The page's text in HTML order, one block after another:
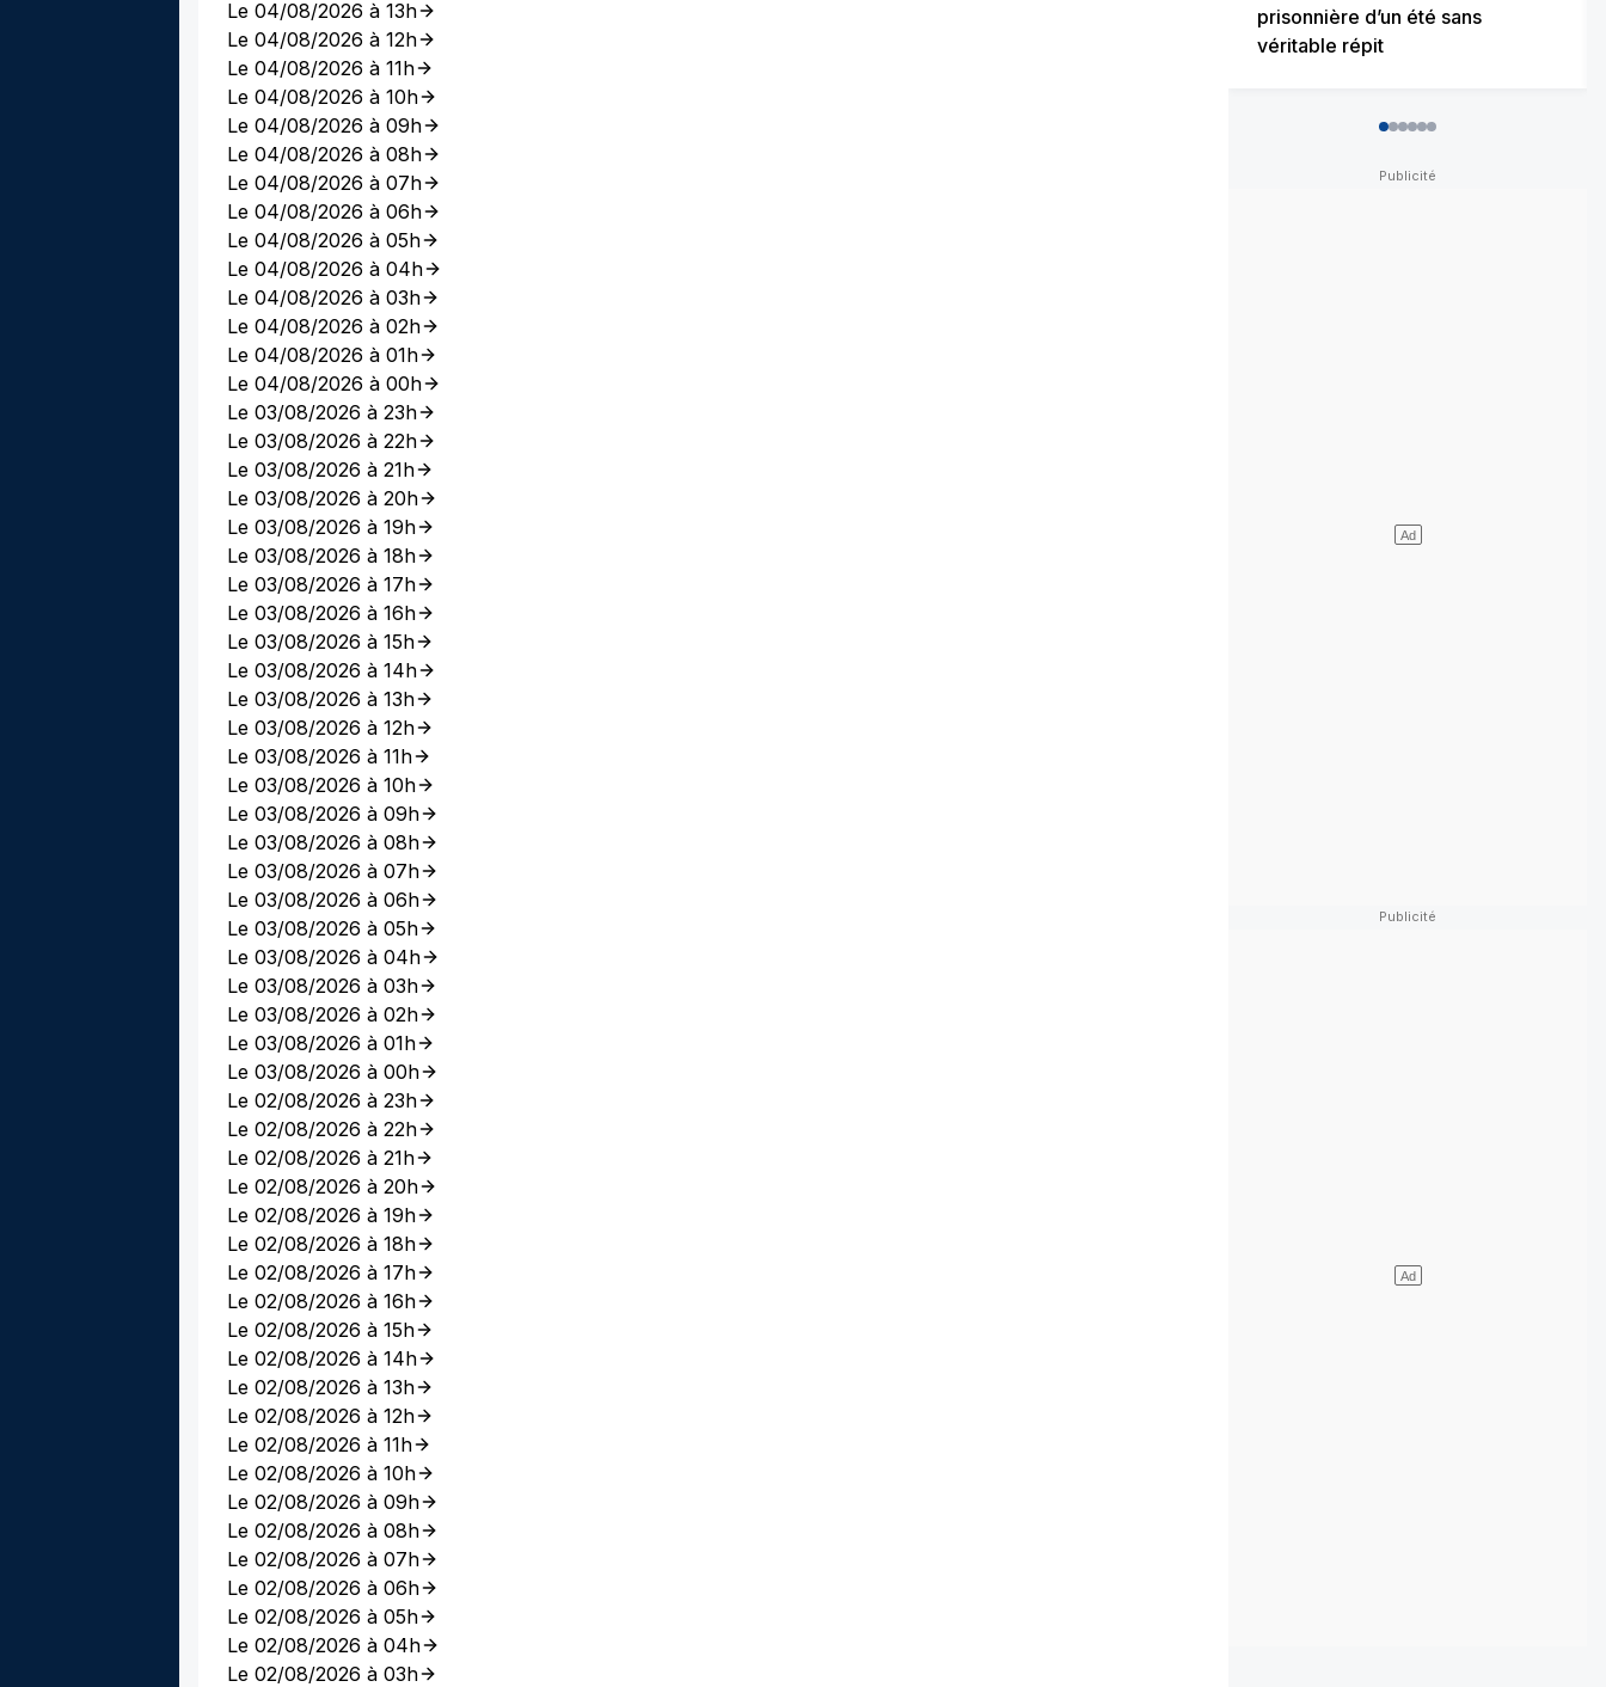
Le 04/08/2026 à 13h
Le 04/08/2026 à 12h
Le 04/08/2026 à 11h
Le 04/08/2026 à 10h
Le 04/08/2026 à 09h
Le 04/08/2026 à 08h
Le 04/08/2026 à 07h
Le 04/08/2026 à 06h
Le 04/08/2026 à 05h
Le 04/08/2026 à 04h
Le 04/08/2026 à 03h
Le 04/08/2026 à 02h
Le 04/08/2026 à 01h
Le 04/08/2026 à 00h
Le 03/08/2026 à 23h
Le 03/08/2026 à 22h
Le 03/08/2026 à 21h
Le 03/08/2026 à 20h
Le 03/08/2026 à 19h
Le 03/08/2026 à 18h
Le 03/08/2026 à 17h
Le 03/08/2026 à 16h
Le 03/08/2026 à 15h
Le 03/08/2026 à 14h
Le 03/08/2026 à 13h
Le 03/08/2026 à 12h
Le 03/08/2026 à 11h
Le 03/08/2026 à 10h
Le 03/08/2026 à 09h
Le 03/08/2026 à 08h
Le 03/08/2026 à 07h
Le 03/08/2026 à 06h
Le 03/08/2026 à 05h
Le 03/08/2026 à 04h
Le 03/08/2026 à 03h
Le 03/08/2026 à 02h
Le 03/08/2026 à 01h
Le 03/08/2026 à 00h
Le 02/08/2026 à 23h
Le 02/08/2026 à 22h
Le 02/08/2026 à 21h
Le 02/08/2026 à 20h
Le 02/08/2026 à 19h
Le 02/08/2026 à 18h
Le 02/08/2026 à 17h
Le 02/08/2026 à 16h
Le 02/08/2026 à 15h
Le 02/08/2026 à 14h
Le 02/08/2026 à 13h
Le 02/08/2026 à 12h
Le 02/08/2026 à 11h
Le 02/08/2026 à 10h
Le 02/08/2026 à 09h
Le 02/08/2026 à 08h
Le 02/08/2026 à 07h
Le 02/08/2026 à 06h
Le 02/08/2026 à 05h
Le 02/08/2026 à 04h
Le 02/08/2026 à 03h
prisonnière d’un été sans
véritable répit
012345